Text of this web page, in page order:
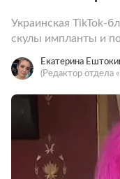
Украинская TikTok-
скулы импланты и
Екатерина
(Редактор отдела